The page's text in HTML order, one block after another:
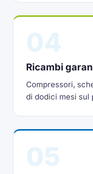
Ricambi
Compressori,
di dodici mesi sul